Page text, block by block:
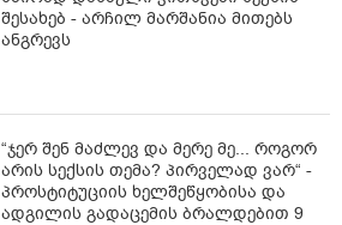
შესახებ - არჩილ მარშანია მითებს
ანგრევს
“ჯერ შენ მაძლევ და მერე მე... როგორ
არის სექსის თემა? პირველად ვარ“ -
პროსტიტუციის ხელშეწყობისა და
ადგილის გადაცემის ბრალდებით 9